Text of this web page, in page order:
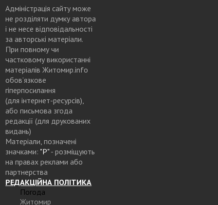
Адміністрація сайту може
не розділяти думку автора
і не несе відповідальності
за авторські матеріали.
При повному чи
частковому використанні
матеріалів Житомир.info
обов’язкове
гіперпосилання
(для інтернет-ресурсів),
або письмова згода
редакції (для друкованих
видань)
Матеріали, позначені
значками: "Р"- розміщують
на правах реклами або
партнерства
РЕДАКЦІЙНА ПОЛІТИКА
Погода
Житомир